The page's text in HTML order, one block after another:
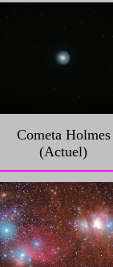
Cometa Holmes
(Actuel)